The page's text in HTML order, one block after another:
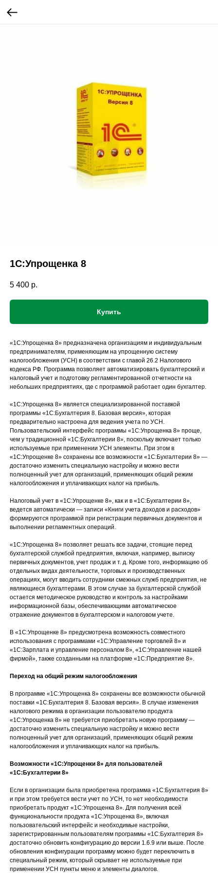
1С:Упрощенка 8
5 400 р.
Купить
«1С:Упрощенка 8» предназначена организациям и индивидуальным
предпринимателям, применяющим на упрощенную систему
налогообложения (УСН) в соответствии с главой 26.2 Налогового
кодекса РФ. Программа позволяет автоматизировать бухгалтерский и
налоговый учет и подготовку регламентированной отчетности на
небольших предприятиях, где с программой работает один бухгалтер.
«1С:Упрощенка 8» является специализированной поставкой
программы «1С:Бухгалтерия 8. Базовая версия», которая
предварительно настроена для ведения учета по УСН.
Пользовательский интерфейс программы «1С:Упрощенка 8» проще,
чем у традиционной «1С:Бухгалтерии 8», поскольку включает только
используемые при применении УСН элементы. При этом в
«1С:Упрощенке 8» сохранены все возможности «1С:Бухгалтерии 8» —
достаточно изменить специальную настройку и можно вести
полноценный учет для организаций, применяющих общий режим
налогообложения и уплачивающих налог на прибыль.
Налоговый учет в «1С:Упрощенке 8», как и в «1С:Бухгалтерии 8»,
ведется автоматически — записи «Книги учета доходов и расходов»
формируются программой при регистрации первичных документов и
выполнении регламентных операций.
«1С:Упрощенка 8» позволяет решать все задачи, стоящие перед
бухгалтерской службой предприятия, включая, например, выписку
первичных документов, учет продаж и т. д. Кроме того, информацию об
отдельных видах деятельности, торговых и производственных
операциях, могут вводить сотрудники смежных служб предприятия, не
являющиеся бухгалтерами. В этом случае за бухгалтерской службой
остается методическое руководство и контроль за настройками
информационной базы, обеспечивающими автоматическое
отражение документов в бухгалтерском и налоговом учете.
В «1С:Упрощенке 8» предусмотрена возможность совместного
использования с программами «1С:Управление торговлей 8» и
«1С:Зарплата и управление персоналом 8», «1С:Управление нашей
фирмой», также созданными на платформе «1С:Предприятие 8».
Переход на общий режим налогообложения
В программе «1С:Упрощенка 8» сохранены все возможности обычной
поставки «1С:Бухгалтерия 8. Базовая версия». В случае изменения
налогового режима в организации пользователю продукта
«1С:Упрощенка 8» не требуется приобретать новую программу —
достаточно изменить специальную настройку и можно вести
полноценный учет для организаций, применяющих общий режим
налогообложения и уплачивающих налог на прибыль.
Возможности «1С:Упрощенки 8» для пользователей
«1С:Бухгалтерии 8»
Если в организации была приобретена программа «1С:Бухгалтерия 8»
и при этом требуется вести учет по УСН, то нет необходимости
приобретать продукт «1С:Упрощенка 8». Для получения всей
функциональности продукта «1С:Упрощенка 8», включая
пользовательский интерфейс и необходимые настройки,
зарегистрированным пользователям программы «1С:Бухгалтерия 8»
достаточно обновить конфигурацию до версии 1.6.9 или выше. После
обновления конфигурации программу можно будет переключить в
специальный режим, который скрывает не используемые при
применении УСН пункты меню и элементы диалогов.